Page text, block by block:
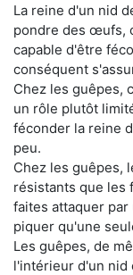
La reine d'un nid
pondre des œufs,
capable d'être
conséquent
Chez les guêpes,
un rôle plutôt
féconder la reine
peu.
Chez les guêpes,
résistants que les
faites attaquer par
piquer qu'une
Les guêpes, de
l'intérieur d'un nid